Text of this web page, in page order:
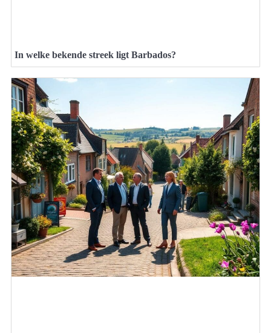
In welke bekende streek ligt Barbados?